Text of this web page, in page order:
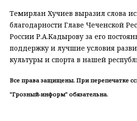
Темирлан Хучиев выразил слова
благодарности Главе Чеченской
России Р.А.Кадырову за его
поддержку и лучшие условия
культуры и спорта в нашей
Все права защищены. При перепечатке
"Грозный-информ" обязательна.